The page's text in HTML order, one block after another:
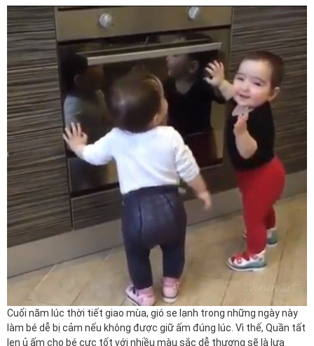
Cuối năm lúc thời tiết giao mùa, gió se lạnh trong những ngày này
làm bé dễ bị cảm nếu không được giữ ấm đúng lúc. Vì thế, Quần tất
len ủ ấm cho bé cực tốt với nhiều màu sắc dễ thương sẽ là lựa